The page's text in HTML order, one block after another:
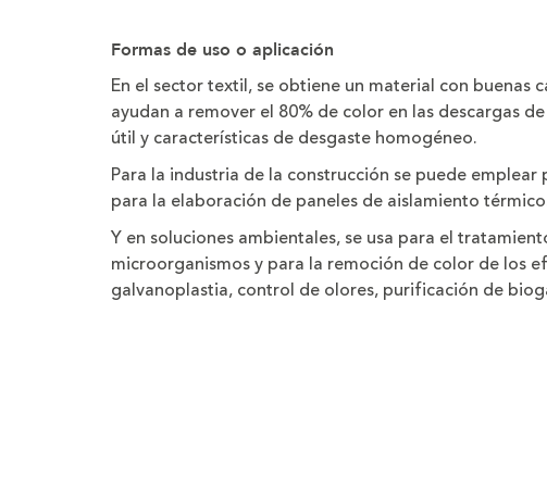
Formas de uso o aplicación
En el sector textil, se obtiene un material con
ayudan a remover el 80% de color en las descargas
útil y características de desgaste homogéneo.
Para la industria de la construcción se puede
para la elaboración de paneles de aislamiento
Y en soluciones ambientales, se usa para el
microorganismos y para la remoción de color de los
galvanoplastia, control de olores, purificación de